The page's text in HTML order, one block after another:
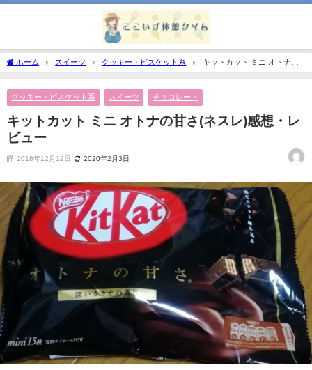
ホーム スイーツ クッキー・ビスケット系
キットカット ミニ オトナの
甘さ(ネスレ)感想・レビュー
クッキー・ビスケット系 スイーツ チョコレート
キットカット ミニ オトナの甘さ(ネスレ)感想・レ
ビュー
2018年12月12日 2020年2月3日